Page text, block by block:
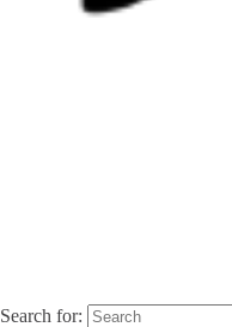
Search for: